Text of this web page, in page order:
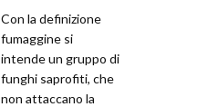
Con la definizione
fumaggine si
intende un gruppo di
funghi saprofiti, che
non attaccano la